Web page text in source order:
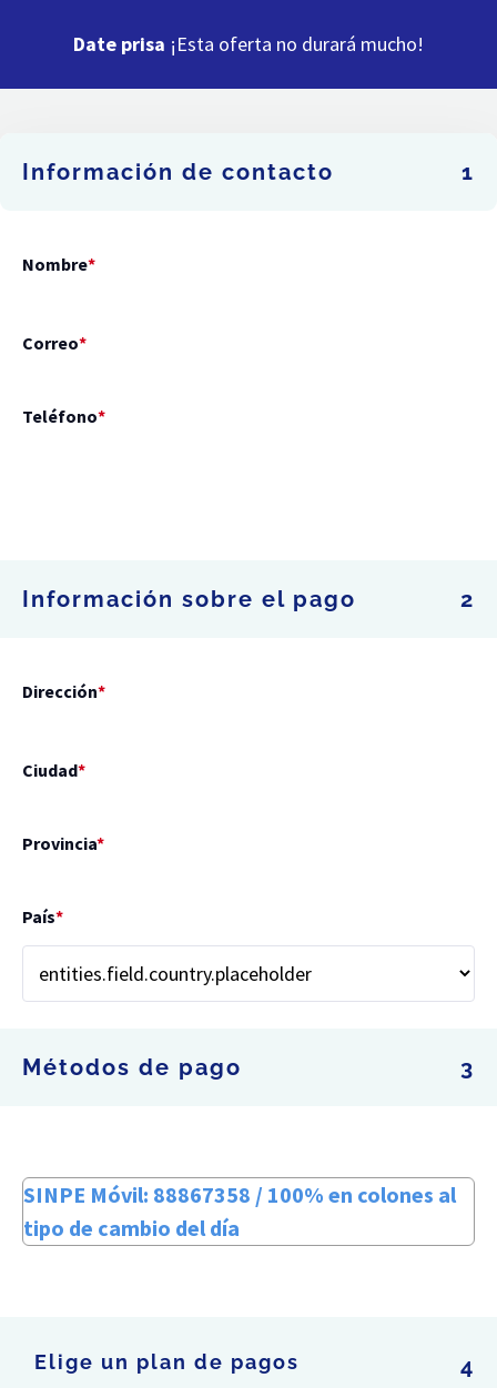
Date prisa ¡Esta oferta no durará mucho!
Información de contacto 1
Nombre*
Correo*
Teléfono*
Información sobre el pago 2
Dirección*
Ciudad*
Provincia*
País*
Métodos de pago 3
SINPE Móvil: 88867358 / 100% en colones al
tipo de cambio del día
Elige un plan de pagos 4